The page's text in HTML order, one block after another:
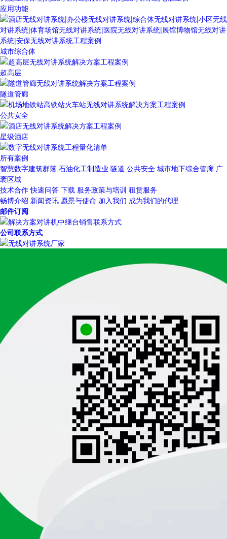
应用功能
城市综合体
超高层
隧道管廊
公共安全
星级酒店
所有案例
智慧数字建筑群落 石油化工制造业 隧道 公共安全 城市地下综合管廊 广
袤区域
技术合作 快速问答 下载 服务政策与培训 租赁服务
畅博介绍 新闻资讯 愿景与使命 加入我们 成为我们的代理
邮件订阅
公司联系方式